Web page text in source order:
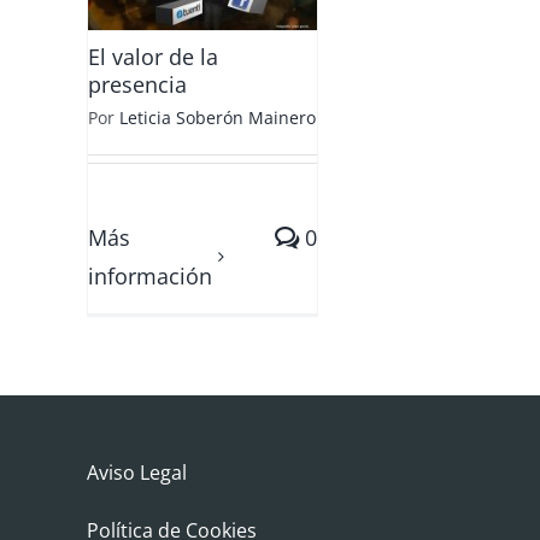
El valor de la
presencia
Por Leticia Soberón Mainero
Más
información
0
Aviso Legal
Política de Cookies